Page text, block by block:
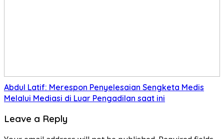
Abdul Latif: Merespon Penyelesaian Sengketa Medis
Melalui Mediasi di Luar Pengadilan saat ini
Leave a Reply